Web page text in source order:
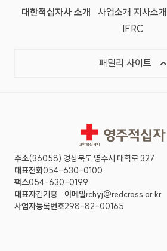
대한적십자사 소개 사업소개 지사소개
IFRC
패밀리 사이트
영주적십자병원
주소(36058) 경상북도 영주시 대학로 327
대표전화054-630-0100
팩스054-630-0199
대표자김기홍 이메일rchyj@redcross.or.kr
사업자등록번호298-82-00165